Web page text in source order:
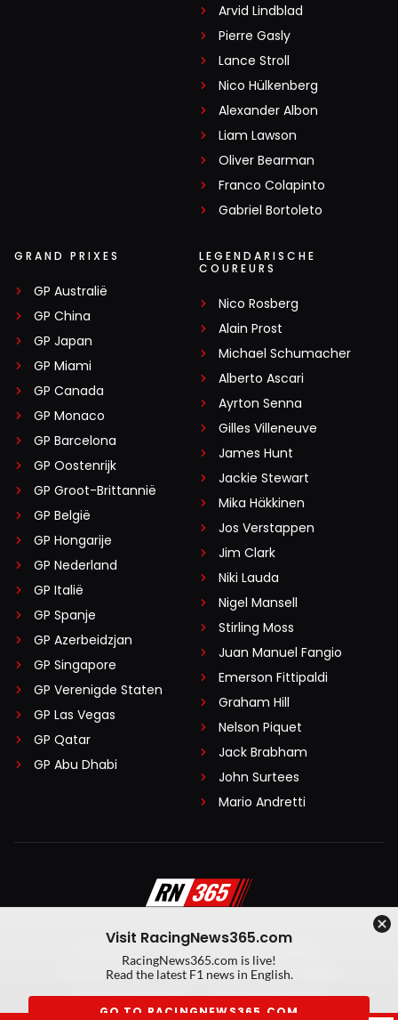
Arvid Lindblad
Pierre Gasly
Lance Stroll
Nico Hülkenberg
Alexander Albon
Liam Lawson
Oliver Bearman
Franco Colapinto
Gabriel Bortoleto
GRAND PRIXES
GP Australië
GP China
GP Japan
GP Miami
GP Canada
GP Monaco
GP Barcelona
GP Oostenrijk
GP Groot-Brittannië
GP België
GP Hongarije
GP Nederland
GP Italië
GP Spanje
GP Azerbeidzjan
GP Singapore
GP Verenigde Staten
GP Las Vegas
GP Qatar
GP Abu Dhabi
LEGENDARISCHE
COUREURS
Nico Rosberg
Alain Prost
Michael Schumacher
Alberto Ascari
Ayrton Senna
Gilles Villeneuve
James Hunt
Jackie Stewart
Mika Häkkinen
Jos Verstappen
Jim Clark
Niki Lauda
Nigel Mansell
Stirling Moss
Juan Manuel Fangio
Emerson Fittipaldi
Graham Hill
Nelson Piquet
Jack Brabham
John Surtees
Mario Andretti
Algemene voorwaarden
Privacy Policy
Created by On Your Marks
Privacy manager
Kansspeluitingen
Visit RacingNews365.com
RacingNews365.com is live!
Read the latest F1 news in English.
GO TO RACINGNEWS365.COM